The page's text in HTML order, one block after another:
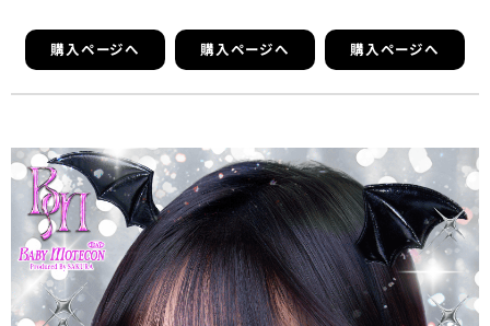
購入ページへ 購入ページへ 購入ページへ